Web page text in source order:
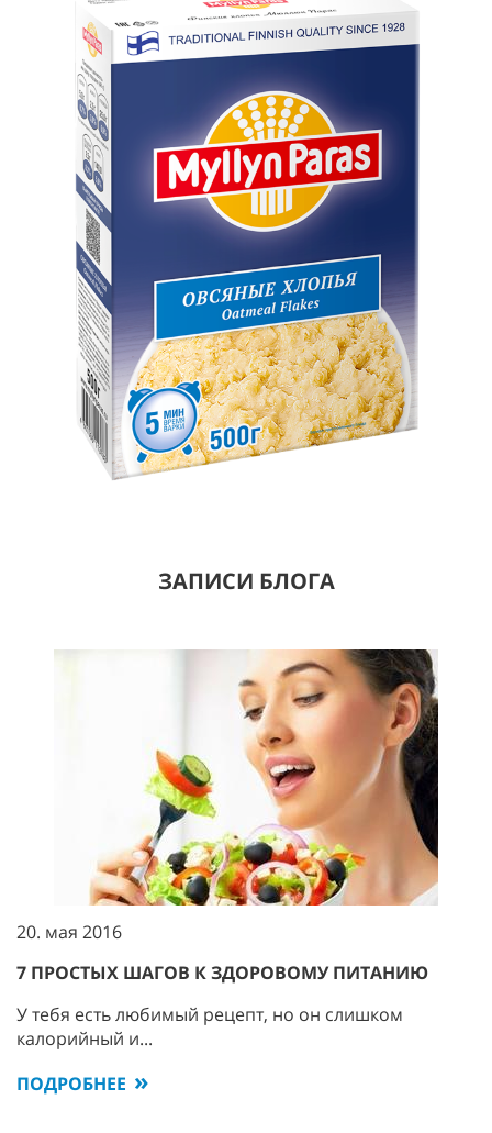
ЗАПИСИ БЛОГА
20. мая 2016
7 ПРОСТЫХ ШАГОВ К ЗДОРОВОМУ ПИТАНИЮ
У тебя есть любимый рецепт, но он слишком
калорийный и...
ПОДРОБНЕЕ